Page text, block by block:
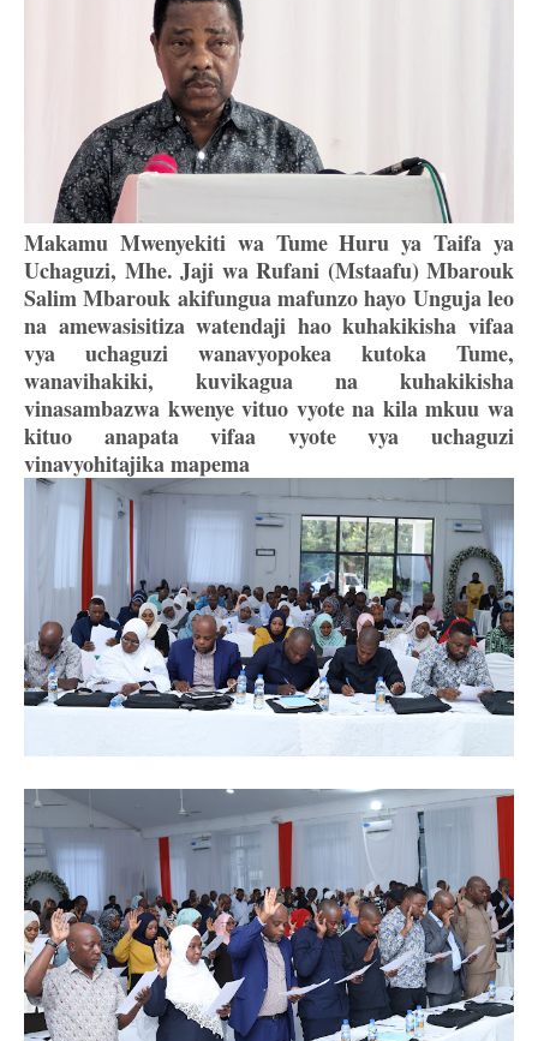
Makamu Mwenyekiti wa Tume Huru ya Taifa ya
Uchaguzi, Mhe. Jaji wa Rufani (Mstaafu) Mbarouk
Salim Mbarouk akifungua mafunzo hayo Unguja leo
na amewasisitiza watendaji hao kuhakikisha vifaa
vya uchaguzi wanavyopokea kutoka Tume,
wanavihakiki, kuvikagua na kuhakikisha
vinasambazwa kwenye vituo vyote na kila mkuu wa
kituo anapata vifaa vyote vya uchaguzi
vinavyohitajika mapema